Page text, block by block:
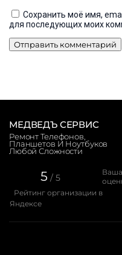
Сохранить моё имя,
для последующих моих
МЕДВЕДЪ СЕРВИС
Ремонт Телефонов,
Планшетов И Ноутбуков
Любой Сложности
5 / 5
Ваша
Рейтинг организации в
Яндексе